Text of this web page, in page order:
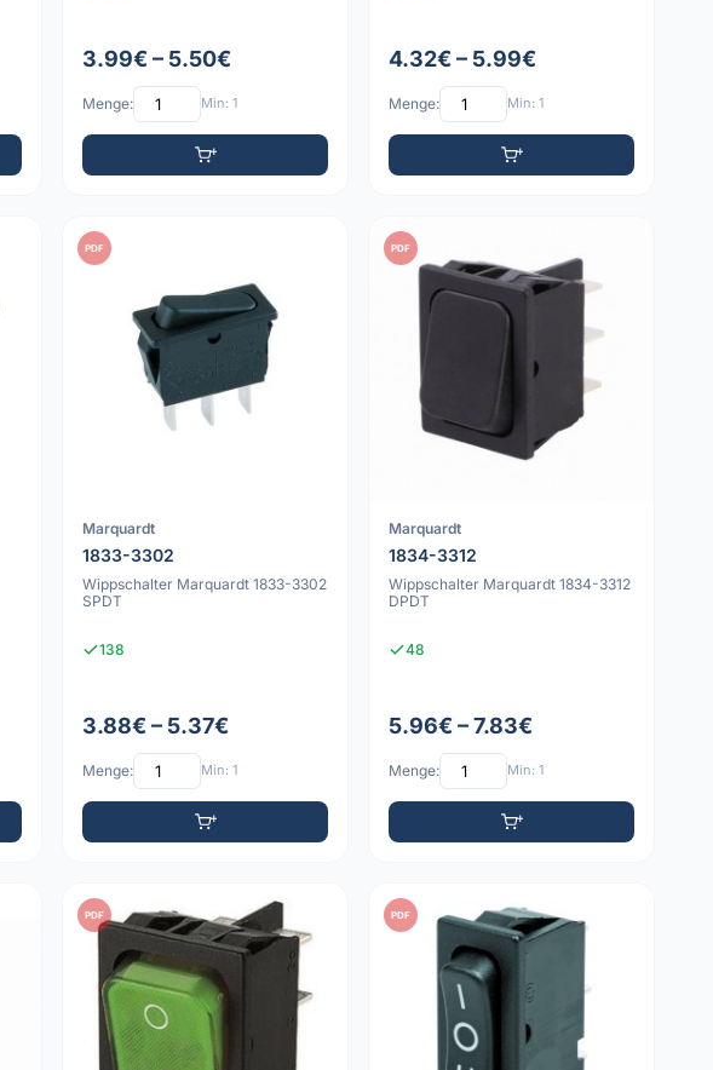
3.99€ – 5.50€
Menge: Min: 1
4.32€ – 5.99€
Menge: Min: 1
PDF
Marquardt
1833-3302
Wippschalter Marquardt 1833-3302
SPDT
138
3.88€ – 5.37€
Menge: Min: 1
PDF
Marquardt
1834-3312
Wippschalter Marquardt 1834-3312
DPDT
48
5.96€ – 7.83€
Menge: Min: 1
PDF PDF